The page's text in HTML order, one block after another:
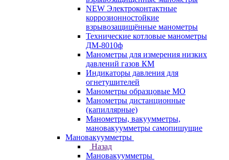
NEW Электроконтактные
коррозионностойкие
взрывозащищённые манометры
Технические котловые манометры
ДМ-8010ф
Манометры для измерения низких
давлений газов КМ
Индикаторы давления для
огнетушителей
Манометры образцовые МО
Манометры дистанционные
(капиллярные)
Манометры, вакуумметры,
мановакуумметры самопишущие
Мановакуумметры
Назад
Мановакуумметры